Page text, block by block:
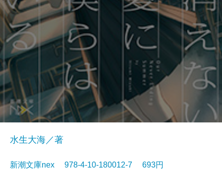
水生大海／著
新潮文庫nex 978-4-10-180012-7 693円